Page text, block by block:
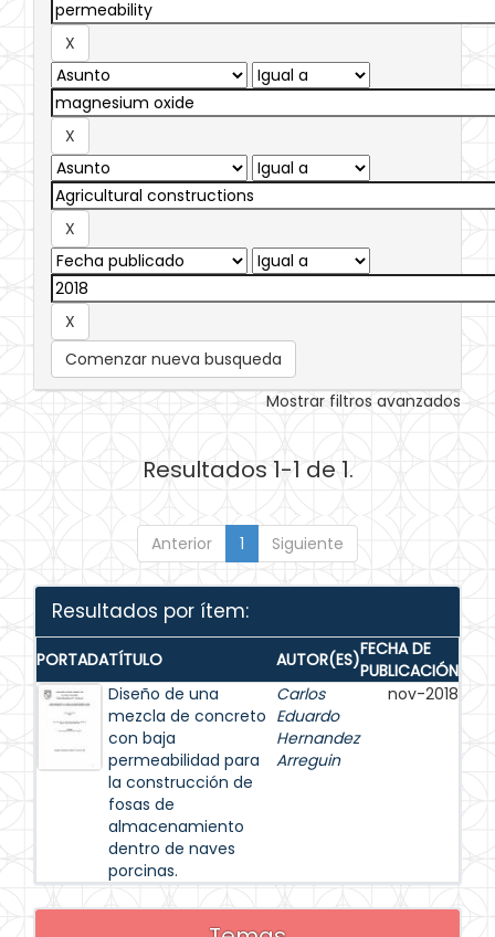
Comenzar nueva busqueda
Mostrar filtros avanzados
Resultados 1-1 de 1.
Anterior 1 Siguiente
Resultados por ítem:
PORTADATÍTULO AUTOR(ES)FECHA DE
PUBLICACIÓN
Diseño de una
mezcla de concreto
con baja
permeabilidad para
la construcción de
fosas de
almacenamiento
dentro de naves
porcinas.
Carlos
Eduardo
Hernandez
Arreguin
nov-2018